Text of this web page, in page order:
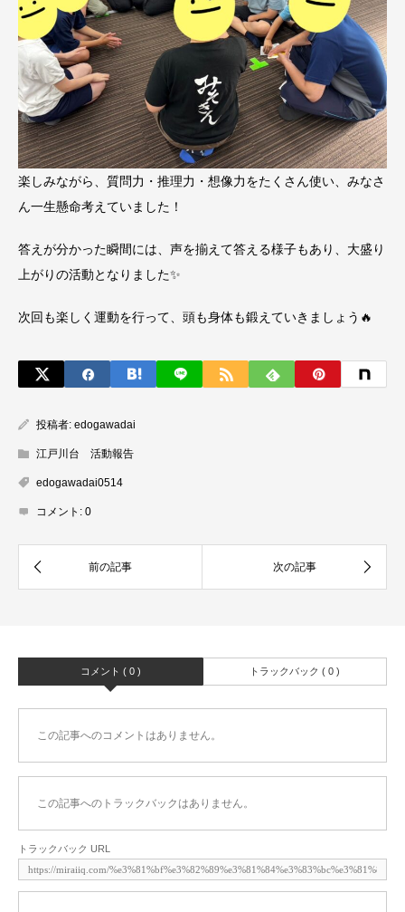
楽しみながら、質問力・推理力・想像力をたくさん使い、みなさ
ん一生懸命考えていました！
答えが分かった瞬間には、声を揃えて答える様子もあり、大盛り
上がりの活動となりました✨
次回も楽しく運動を行って、頭も身体も鍛えていきましょう🔥
投稿者: edogawadai
江戸川台 活動報告
edogawadai0514
コメント: 0
コメント ( 0 ) トラックバック ( 0 )
この記事へのコメントはありません。
この記事へのトラックバックはありません。
トラックバック URL